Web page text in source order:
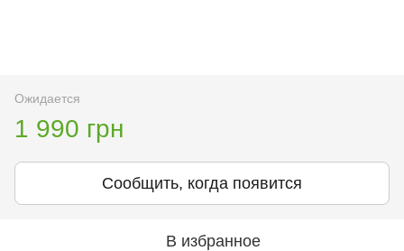
Ожидается
1 990 грн
Сообщить, когда появится
В избранное